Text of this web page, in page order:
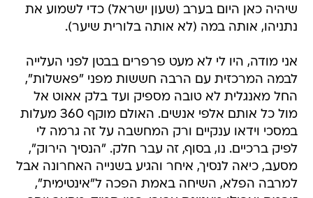
שיהיה כאן היום בערב (שעון ישראל) כדי לשמוע את
נתניהו, אותה במה (לא אותה בלורית שיער).
אני מודה, היו לי לא מעט פרפרים בבטן לפני העלייה
לבמה המרכזית עם הרבה חששות מפני "פאשלות",
החל מאנגלית לא טובה מספיק ועד בלק אאוט אל
מול כל אותם אלפי אנשים. האולם מוקף 360 מעלות
במסכי וידאו ענקיים ורק המחשבה על זה גרמה לי
לפיק ברכיים. נו, בסוף, זה עבר חלק. "הנסיך הירוק",
מסעב, כיאה לנסיך, איחר והגיע בשנייה האחרונה אבל
למרבה הפלא, השיחה באמת הפכה ל"אינטימית",